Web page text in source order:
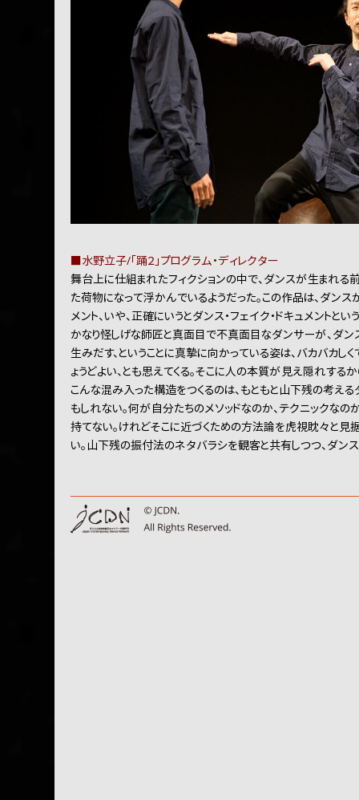
■水野立子/「踊２」プログラム・ディレクター
舞台上に仕組まれたフィクションの中で、ダンスが生まれる
た荷物になって浮かんでいるようだった。この作品は、ダン
メント、いや、正確にいうとダンス・フェイク・ドキュメントとい
かなり怪しげな師匠と真面目で不真面目なダンサーが、ダン
生みだす、ということに真摯に向かっている姿は、バカバカし
ょうどよい、とも思えてくる。そこに人の本質が見え隠れするか
こんな混み入った構造をつくるのは、もともと山下残の考え
もしれない。何が自分たちのメソッドなのか、テクニックな
持てない。けれどそこに近づくための方法論を虎視眈々と見
い。山下残の振付法のネタバラシを観客と共有しつつ、ダン